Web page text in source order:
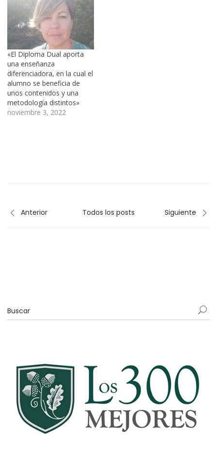
«El Diploma Dual aporta
una enseñanza
diferenciadora, en la cual el
alumno se beneficia de
unos contenidos y una
metodología distintos»
noviembre 3, 2022
Anterior Todos los posts Siguiente